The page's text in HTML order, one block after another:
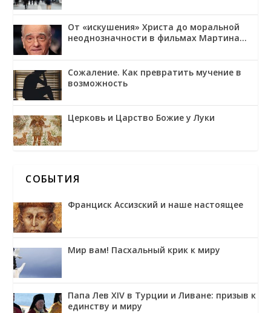
От «искушения» Христа до моральной
неоднозначности в фильмах Мартина
Сожаление. Как превратить мучение в
возможность
Церковь и Царство Божие у Луки
СОБЫТИЯ
Франциск Ассизский и наше настоящее
Мир вам! Пасхальный крик к миру
Папа Лев XIV в Турции и Ливане: призыв к
единству и миру